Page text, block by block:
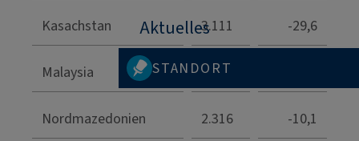
Aktuelles
STANDORT
Kasachstan 3.111 -29,6
Malaysia 2.893
Nordmazedonien 2.316 -10,1